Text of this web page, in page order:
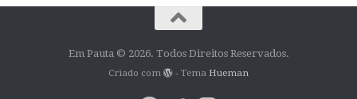
Em Pauta © 2026. Todos Direitos Reservados.
Criado com - Tema Hueman